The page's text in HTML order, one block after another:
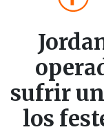
sufrir
los